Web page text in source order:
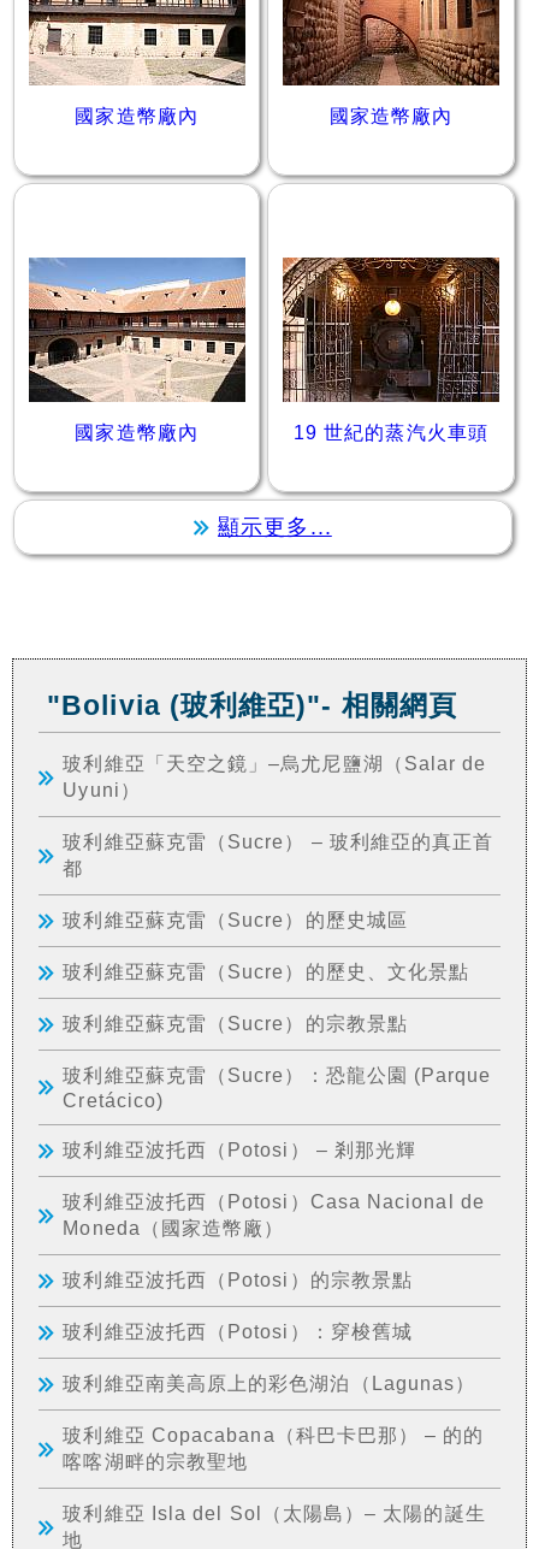
國家造幣廠內 國家造幣廠內
國家造幣廠內 19 世紀的蒸汽火車頭
顯示更多...
"Bolivia (玻利維亞)"- 相關網頁
玻利維亞「天空之鏡」–烏尤尼鹽湖（Salar de
Uyuni）
玻利維亞蘇克雷（Sucre） – 玻利維亞的真正首
都
玻利維亞蘇克雷（Sucre）的歷史城區
玻利維亞蘇克雷（Sucre）的歷史、文化景點
玻利維亞蘇克雷（Sucre）的宗教景點
玻利維亞蘇克雷（Sucre）：恐龍公園 (Parque
Cretácico)
玻利維亞波托西（Potosi） – 剎那光輝
玻利維亞波托西（Potosi）Casa Nacional de
Moneda（國家造幣廠）
玻利維亞波托西（Potosi）的宗教景點
玻利維亞波托西（Potosi）：穿梭舊城
玻利維亞南美高原上的彩色湖泊（Lagunas）
玻利維亞 Copacabana（科巴卡巴那） – 的的
喀喀湖畔的宗教聖地
玻利維亞 Isla del Sol（太陽島）– 太陽的誕生
地